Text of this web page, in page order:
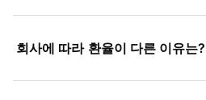
회사에 따라 환율이 다른 이유는?